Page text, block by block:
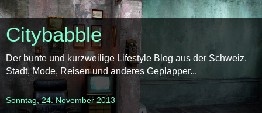
Citybabble
Der bunte und kurzweilige Lifestyle Blog aus der Schweiz.
Stadt, Mode, Reisen und anderes Geplapper...
Sonntag, 24. November 2013